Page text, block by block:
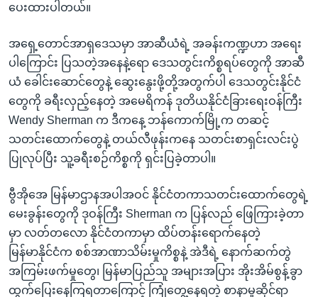
ပေးထားပါတယ်။
အရှေ့တောင်အာရှဒေသမှာ အာဆီယံရဲ့ အခန်းကဏ္ဍဟာ အရေး
ပါကြောင်း ပြသတဲ့အနေနဲ့ရော ဒေသတွင်းကိစ္စရပ်တွေကို အာဆီ
ယံ ခေါင်းဆောင်တွေနဲ့ ဆွေးနွေးဖို့တို့အတွက်ပါ ဒေသတွင်းနိုင်ငံ
တွေကို ခရီးလှည့်နေတဲ့ အမေရိကန် ဒုတိယနိုင်ငံခြားရေးဝန်ကြီး
Wendy Sherman က ဒီကနေ့ ဘန်ကောက်မြို့က တဆင့်
သတင်းထောက်တွေနဲ့ တယ်လီဖုန်းကနေ သတင်းစာရှင်းလင်းပွဲ
ပြုလုပ်ပြီး သူ့ခရီးစဉ်ကိစ္စကို ရှင်းပြခဲ့တာပါ။
ဗွီအိုအေ မြန်မာဌာနအပါအဝင် နိုင်ငံတကာသတင်းထောက်တွေရဲ့
မေးခွန်းတွေကို ဒုဝန်ကြီး Sherman က ပြန်လည် ဖြေကြားခဲ့တာ
မှာ လတ်တလော နိုင်ငံတကာမှာ ထိပ်တန်းရောက်နေတဲ့
မြန်မာနိုင်ငံက စစ်အာဏာသိမ်းမှုကိစ္စနဲ့ အဲဒီရဲ့ နောက်ဆက်တွဲ
အကြမ်းဖက်မှုတွေ၊ မြန်မာပြည်သူ အများအပြား အိုးအိမ်စွန့်ခွာ
ထွက်ပြေးနေကြရတာကြောင့် ကြုံတွေ့နေရတဲ့ စာနာမှုဆိုင်ရာ